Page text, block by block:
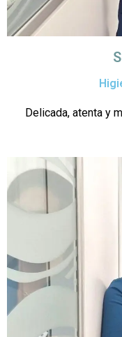
Delicada, atenta y